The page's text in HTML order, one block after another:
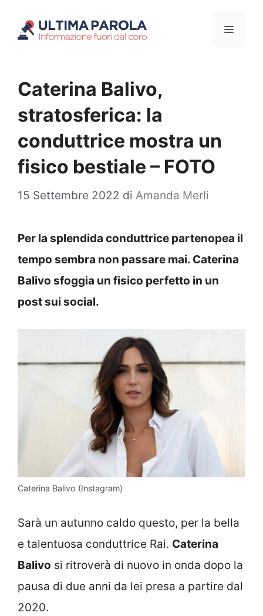
Menu
Caterina Balivo,
stratosferica: la
conduttrice mostra un
fisico bestiale – FOTO
15 Settembre 2022 di Amanda Merli
Per la splendida conduttrice partenopea il
tempo sembra non passare mai. Caterina
Balivo sfoggia un fisico perfetto in un
post sui social.
Caterina Balivo (Instagram)
Sarà un autunno caldo questo, per la bella
e talentuosa conduttrice Rai. Caterina
Balivo si ritroverà di nuovo in onda dopo la
pausa di due anni da lei presa a partire dal
2020.